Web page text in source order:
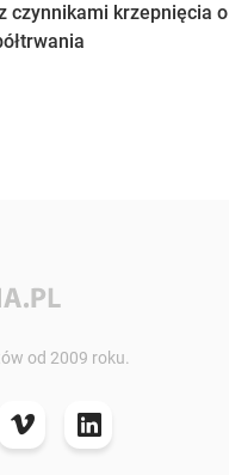
czynnikami krzepnięcia o
od 2009 roku.